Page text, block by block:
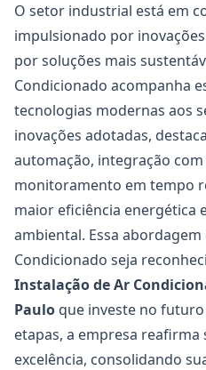
O setor industrial está em
impulsionado por
por soluções mais
Condicionado acompanha
tecnologias modernas aos
inovações adotadas,
automação, integração
monitoramento em tempo
maior eficiência energética
ambiental. Essa abordagem
Condicionado seja
Instalação de Ar
Paulo que investe no
etapas, a empresa
excelência, consolidando